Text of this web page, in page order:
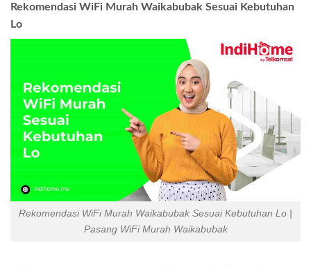
Rekomendasi WiFi Murah Waikabubak Sesuai Kebutuhan
Lo
Rekomendasi WiFi Murah Waikabubak Sesuai Kebutuhan Lo |
Pasang WiFi Murah Waikabubak